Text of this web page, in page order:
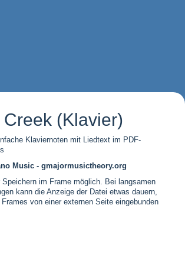
(Klavier)
Klaviernoten mit Liedtext im PDF-
Music - gmajormusictheory.org
im Frame möglich. Bei langsamen
kann die Anzeige der Datei etwas dauern,
von einer externen Seite eingebunden